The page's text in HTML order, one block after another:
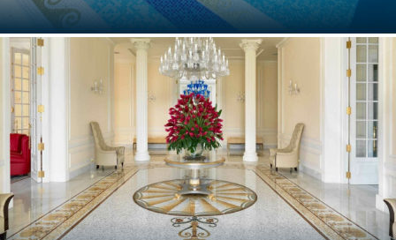
INDIAN CREEK
Miami, Florida,Stati Uniti d'America